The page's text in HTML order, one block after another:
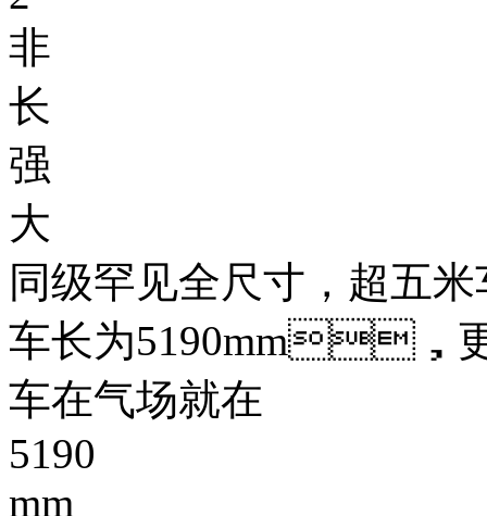
非
长
强
大
同级罕见全尺寸，超五
车长为5190mm，
车在气场就在
5190
mm